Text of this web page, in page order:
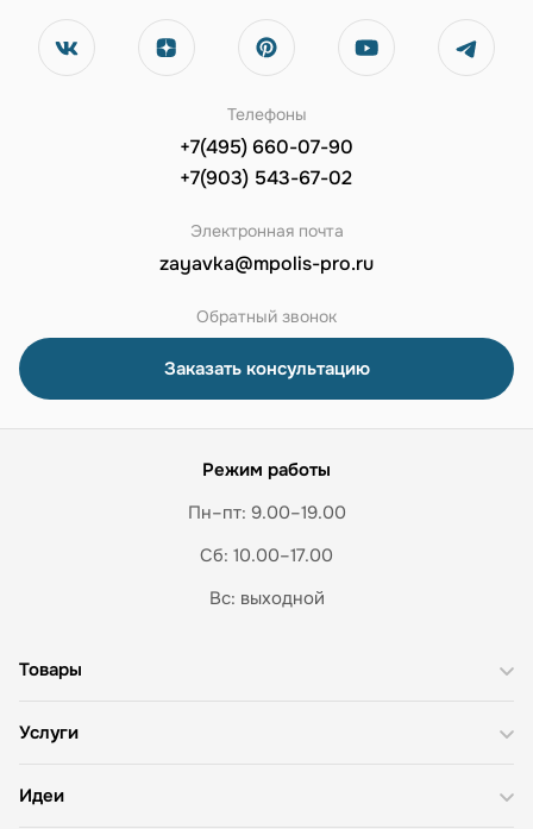
Телефоны
+7(495) 660-07-90
+7(903) 543-67-02
Электронная почта
zayavka@mpolis-pro.ru
Обратный звонок
Заказать консультацию
Режим работы
Пн–пт: 9.00–19.00
Сб: 10.00–17.00
Вс: выходной
Товары
Услуги
Идеи